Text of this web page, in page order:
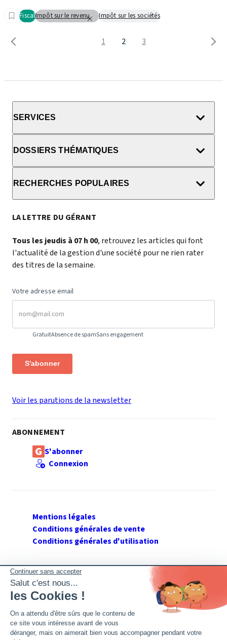
FiscalImpôt sur le revenu Impôt sur les sociétés
1 2 3
SERVICES
DOSSIERS THÉMATIQUES
RECHERCHES POPULAIRES
LA LETTRE DU GÉRANT
Tous les jeudis à 07 h 00, retrouvez les articles qui font
l'actualité de la gestion d'une société pour ne rien rater
des titres de la semaine.
Votre adresse email
GratuitAbsence de spamSans engagement
S'abonner
Voir les parutions de la newsletter
ABONNEMENT
S'abonner
Connexion
Mentions légales
Conditions générales de vente
Conditions générales d'utilisation
SUIVEZ GERANT DE SARL
Twitter